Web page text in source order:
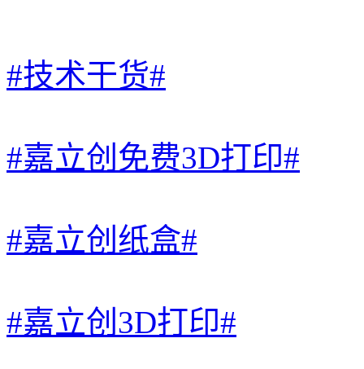
#技术干货#
#嘉立创免费3D打印#
#嘉立创纸盒#
#嘉立创3D打印#